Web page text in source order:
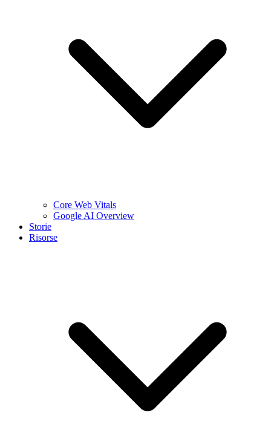
Core Web Vitals
Google AI Overview
Storie
Risorse